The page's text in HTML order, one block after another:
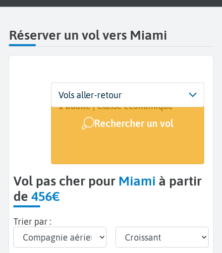
Réserver un vol vers Miami
Départ
De...
Dates
Dates de votre voyage
Voyageurs | Classe
1 adulte | Classe économique
Rechercher un vol
Vols aller-retour
Vol pas cher pour Miami à partir
de 456€
Trier par :